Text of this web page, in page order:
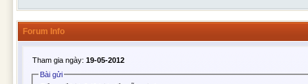
Forum Info
Tham gia ngày: 19-05-2012
Bài gửi